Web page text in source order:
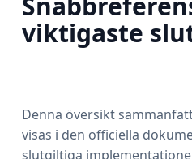
viktigaste
Denna översikt
visas i den officiella
slutgiltiga